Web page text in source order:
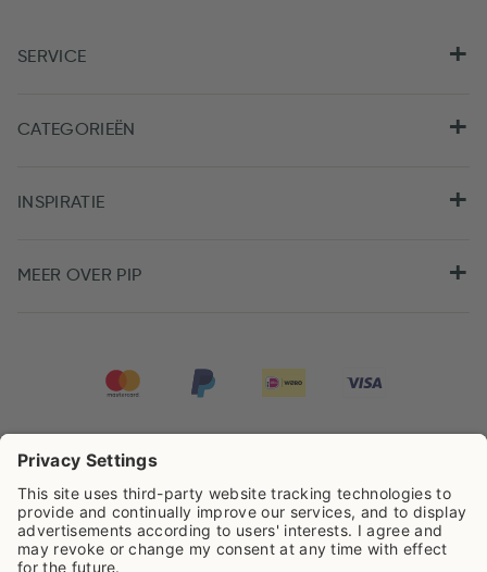
SERVICE
CATEGORIEËN
INSPIRATIE
MEER OVER PIP